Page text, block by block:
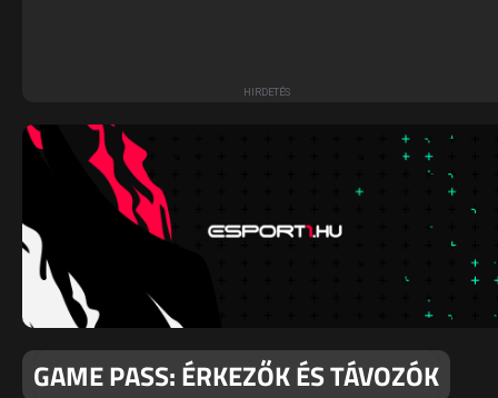
GAME PASS: ÉRKEZŐK ÉS TÁVOZÓK